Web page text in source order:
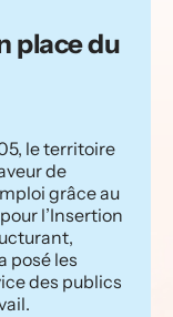
place du
le territoire
de
grâce au
l’Insertion
posé les
des publics